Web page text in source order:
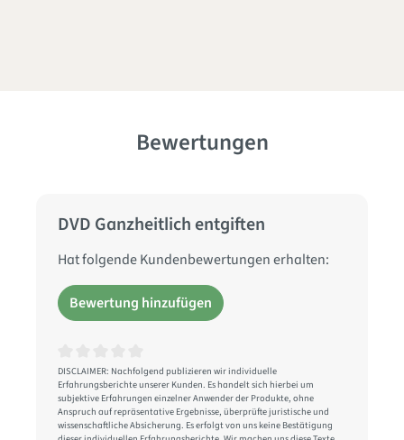
Bewertungen
DVD Ganzheitlich entgiften
Hat folgende Kundenbewertungen erhalten:
Bewertung hinzufügen
Durchschnittliche Bewertung von 0 von 5 Sternen
DISCLAIMER: Nachfolgend publizieren wir individuelle
Erfahrungsberichte unserer Kunden. Es handelt sich hierbei um
subjektive Erfahrungen einzelner Anwender der Produkte, ohne
Anspruch auf repräsentative Ergebnisse, überprüfte juristische und
wissenschaftliche Absicherung. Es erfolgt von uns keine Bestätigung